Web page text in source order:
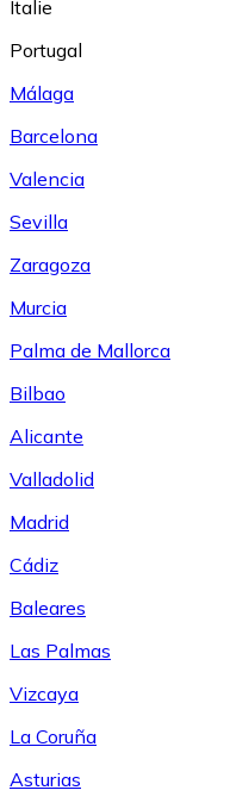
Italie
Portugal
Málaga
Barcelona
Valencia
Sevilla
Zaragoza
Murcia
Palma de Mallorca
Bilbao
Alicante
Valladolid
Madrid
Cádiz
Baleares
Las Palmas
Vizcaya
La Coruña
Asturias